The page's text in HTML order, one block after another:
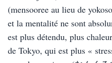
(mensooree au lieu de
et la mentalité ne sont
est plus détendu, plus
de Tokyo, qui est plus «